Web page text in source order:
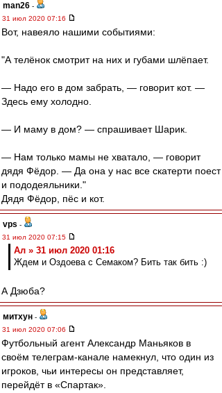
man26 -
31 июл 2020 07:16
Вот, навеяло нашими событиями:
"А телёнок смотрит на них и губами шлёпает.
— Надо его в дом забрать, — говорит кот. —
Здесь ему холодно.
— И маму в дом? — спрашивает Шарик.
— Нам только мамы не хватало, — говорит
дядя Фёдор. — Да она у нас все скатерти поест
и пододеяльники."
Дядя Фёдор, пёс и кот.
vps -
31 июл 2020 07:15
Ал » 31 июл 2020 01:16
Ждем и Оздоева с Семаком? Бить так бить :)
А Дзюба?
митхун -
31 июл 2020 07:06
Футбольный агент Александр Маньяков в
своём телеграм-канале намекнул, что один из
игроков, чьи интересы он представляет,
перейдёт в «Спартак».